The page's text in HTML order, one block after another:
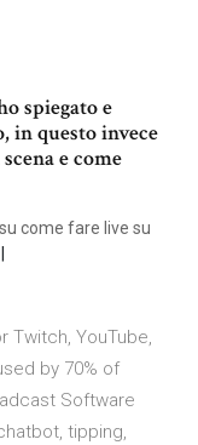
spiegato e
in questo invece
e come
come fare live su
Twitch, YouTube,
by 70% of
Software
tipping,